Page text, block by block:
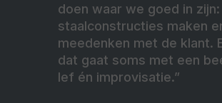
doen waar we goed in
staalconstructies maken
meedenken met de klant.
dat gaat soms met een
lef én improvisatie.”